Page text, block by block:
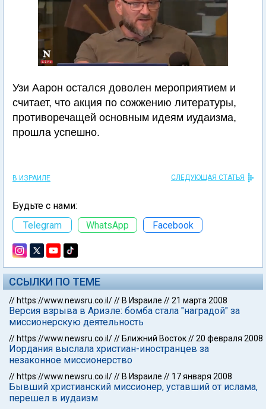
Узи Аарон остался доволен мероприятием и
считает, что акция по сожжению литературы,
противоречащей основным идеям иудаизма,
прошла успешно.
В ИЗРАИЛЕ СЛЕДУЮЩАЯ СТАТЬЯ
Будьте с нами:
Telegram
WhatsApp Facebook
ССЫЛКИ ПО ТЕМЕ
// https://www.newsru.co.il/// В Израиле //21 марта 2008
Версия взрыва в Ариэле: бомба стала "наградой" за
миссионерскую деятельность
// https://www.newsru.co.il/// Ближний Восток//20 февраля 2008
Иордания выслала христиан-иностранцев за
незаконное миссионерство
// https://www.newsru.co.il/// В Израиле // 17 января 2008
Бывший христианский миссионер, уставший от ислама,
перешел в иудаизм